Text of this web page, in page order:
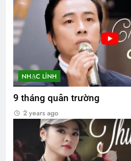
NHẠC LÍNH
9 tháng quân trường
2 years ago